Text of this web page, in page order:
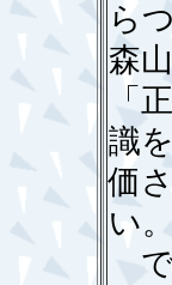
ら
森
「
識
価
い
で